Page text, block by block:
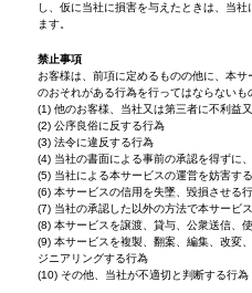
し、仮に当社に損害を与えたときは、当
ます。
禁止事項
お客様は、前項に定めるものの他に、本
のおそれがある行為を行ってはならないも
(1) 他のお客様、当社又は第三者に不利益
(2) 公序良俗に反する行為
(3) 法令に違反する行為
(4) 当社の書面による事前の承認を得ずに
(5) 当社による本サービスの運営を妨害す
(6) 本サービスの信用を失墜、毀損させる
(7) 当社の承認した以外の方法で本サービ
(8) 本サービスを譲渡、貸与、公衆送信、
(9) 本サービスを複製、翻案、編集、改変
ジニアリングする行為
(10) その他、当社が不適切と判断する行為